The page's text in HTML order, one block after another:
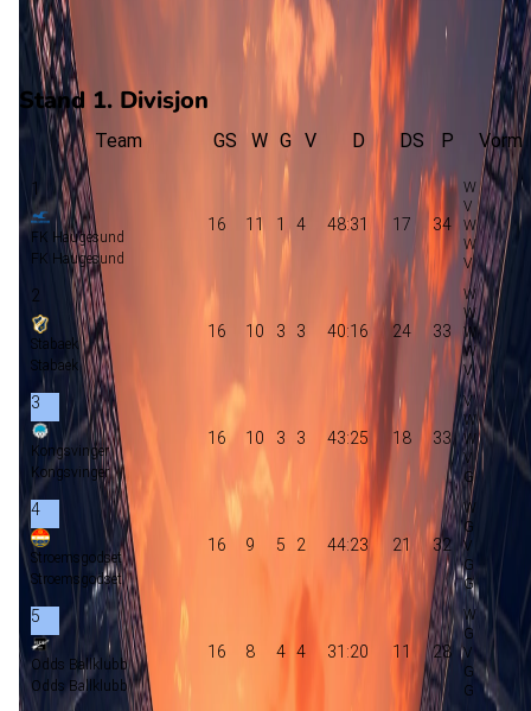
verloren
vorm
Stand 1. Divisjon
Team GS W G V D DS P Vorm
1
FK Haugesund
FK Haugesund
16 11 1 4 48:31 17 34
2
Stabaek
Stabaek
16 10 3 3 40:16 24 33
3
Kongsvinger
Kongsvinger
16 10 3 3 43:25 18 33
4
Stroemsgodset
Stroemsgodset
16 9 5 2 44:23 21 32
5
Odds Ballklubb
Odds Ballklubb
16 8 4 4 31:20 11 28